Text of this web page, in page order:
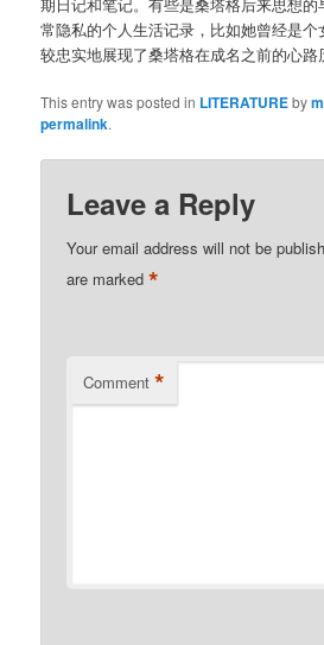
常隐私的个人生活记录，比如她曾经是
较忠实地展现了桑塔格在成名之前的心路
This entry was posted in LITERATUREby
permalink.
Leave a Reply
Your email address will not be
are marked*
Comment *